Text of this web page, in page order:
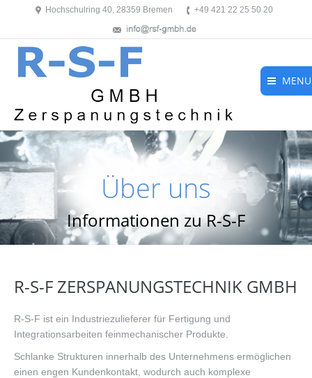
Hochschulring 40, 28359 Bremen +49 421 22 25 50 20
MENU
Über uns
Informationen zu R-S-F
R-S-F ZERSPANUNGSTECHNIK GMBH
R-S-F ist ein Industriezulieferer für Fertigung und
Integrationsarbeiten feinmechanischer Produkte.
Schlanke Strukturen innerhalb des Unternehmens ermöglichen
einen engen Kundenkontakt, wodurch auch komplexe